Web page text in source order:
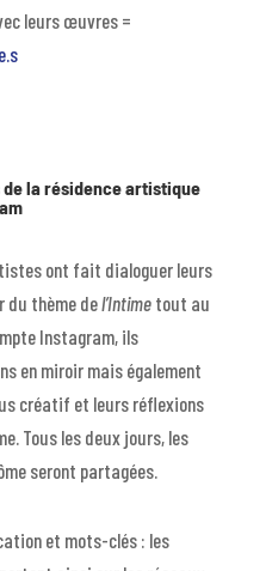
leurs œuvres =
la résidence artistique
ont fait dialoguer leurs
du thème del’Intimetout au
Instagram, ils
en miroir mais également
créatif et leurs réflexions
Tous les deux jours, les
seront partagées.
et mots-clés : les